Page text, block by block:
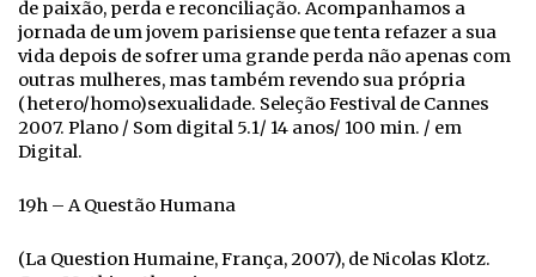
de paixão, perda e reconciliação. Acompanhamos a
jornada de um jovem parisiense que tenta refazer a sua
vida depois de sofrer uma grande perda não apenas com
outras mulheres, mas também revendo sua própria
(hetero/homo)sexualidade. Seleção Festival de Cannes
2007. Plano / Som digital 5.1/ 14 anos/ 100 min. / em
Digital.
19h – A Questão Humana
(La Question Humaine, França, 2007), de Nicolas Klotz.